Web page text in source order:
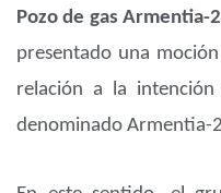
Pozo de gas Armentia-
presentado una
relación a la
denominado Armentia-